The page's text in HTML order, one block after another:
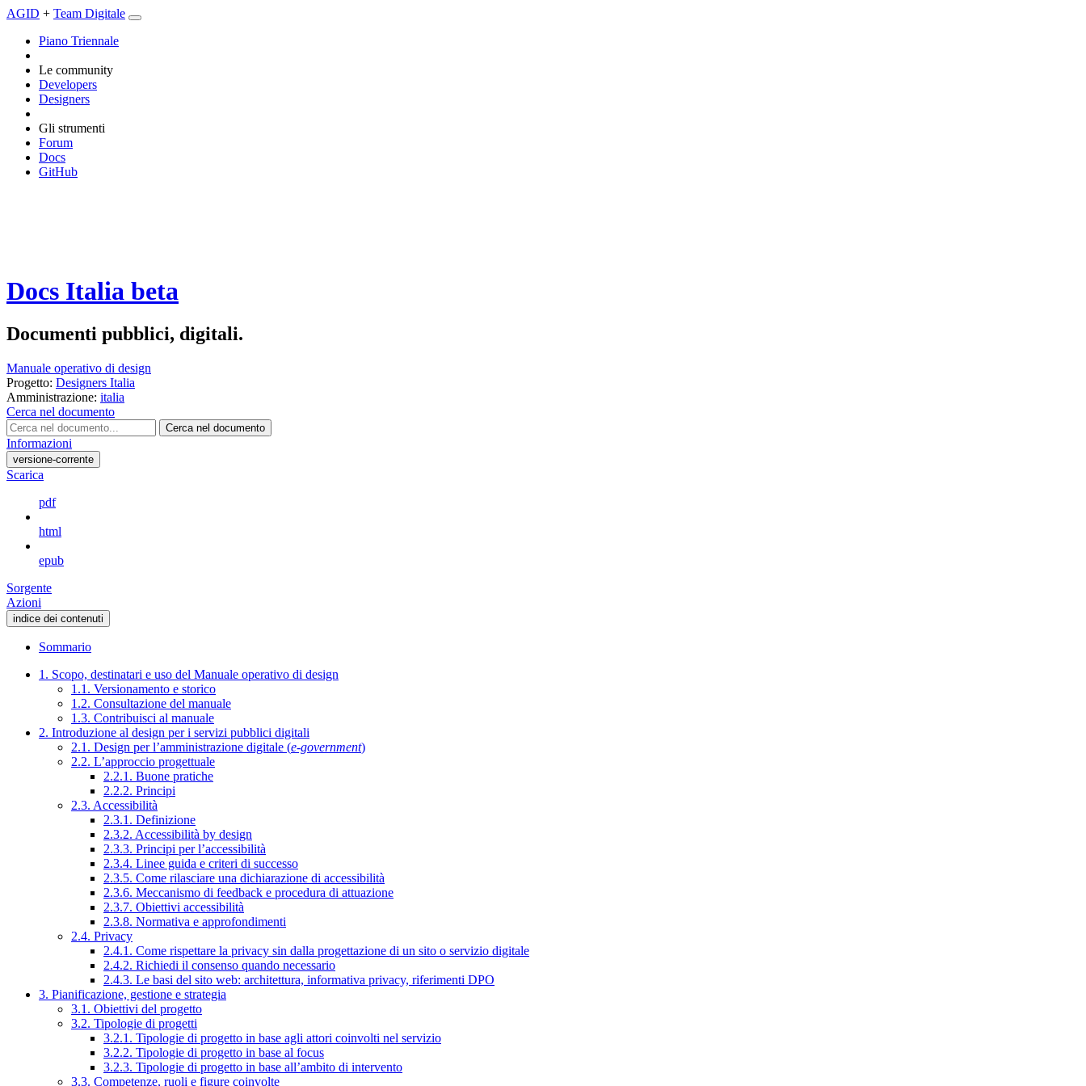
AGID + Team Digitale
Piano Triennale
Le community
Developers
Designers
Gli strumenti
Forum
Docs
GitHub
Docs Italia beta
Documenti pubblici, digitali.
Manuale operativo di design
Progetto: Designers Italia
Amministrazione: italia
Cerca nel documento
Cerca nel documento
Informazioni
versione-corrente
Scarica
pdf
html
epub
Sorgente
Azioni
indice dei contenuti
Sommario
1. Scopo, destinatari e uso del Manuale operativo di design
1.1. Versionamento e storico
1.2. Consultazione del manuale
1.3. Contribuisci al manuale
2. Introduzione al design per i servizi pubblici digitali
2.1. Design per l’amministrazione digitale (e-government)
2.2. L’approccio progettuale
2.2.1. Buone pratiche
2.2.2. Principi
2.3. Accessibilità
2.3.1. Definizione
2.3.2. Accessibilità by design
2.3.3. Principi per l’accessibilità
2.3.4. Linee guida e criteri di successo
2.3.5. Come rilasciare una dichiarazione di accessibilità
2.3.6. Meccanismo di feedback e procedura di attuazione
2.3.7. Obiettivi accessibilità
2.3.8. Normativa e approfondimenti
2.4. Privacy
2.4.1. Come rispettare la privacy sin dalla progettazione di un sito o servizio digitale
2.4.2. Richiedi il consenso quando necessario
2.4.3. Le basi del sito web: architettura, informativa privacy, riferimenti DPO
3. Pianificazione, gestione e strategia
3.1. Obiettivi del progetto
3.2. Tipologie di progetti
3.2.1. Tipologie di progetto in base agli attori coinvolti nel servizio
3.2.2. Tipologie di progetto in base al focus
3.2.3. Tipologie di progetto in base all’ambito di intervento
3.3. Competenze, ruoli e figure coinvolte